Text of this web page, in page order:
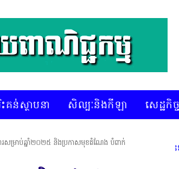
ះគន់ស្ថាបនា សិល្បៈនិងកីឡា សេដ្ឋកិច្ច
រសម្រាប់ឆ្នាំ២០២៥ និងប្រកាសមុខតំណែង បំពាក់
* គេហទំព័រ ស៊ីអេចអធីវីអនឡាញ ជាព័ត៌មា